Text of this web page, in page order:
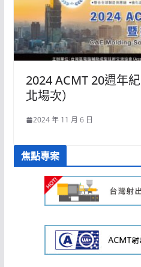
2024 ACMT 20週年
北場次）
2024 年 11 月 6 日
焦點專案